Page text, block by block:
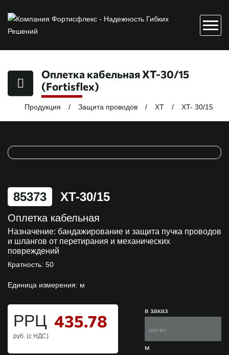
Оплетка кабельная XT-30/15
(Fortisflex)
Продукция Защита проводов XT XT- 30/15
85373 XT-30/15
Оплетка кабельная
Назначение: бандажирование и защита пучка проводов
и шлангов от перетирания и механических
повреждений
Кратность: 50
Единица измерения: м
РРЦ
руб. (с НДС)
435.78
в заказ
м